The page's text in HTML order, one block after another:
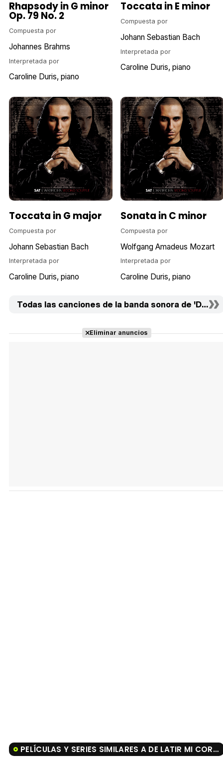
Rhapsody in G minor
Op. 79 No. 2
Compuesta por
Johannes Brahms
Interpretada por
Caroline Duris piano
Toccata in E minor
Compuesta por
Johann Sebastian Bach
Interpretada por
Caroline Duris piano
Toccata in G major
Compuesta por
Johann Sebastian Bach
Interpretada por
Caroline Duris piano
Sonata in C minor
Compuesta por
Wolfgang Amadeus Mozart
Interpretada por
Caroline Duris piano
Todas las canciones de la banda sonora de 'De
Eliminar anuncios
PELÍCULAS Y SERIES SIMILARES A DE LATIR MI CORAZÓN SE HA PARADO